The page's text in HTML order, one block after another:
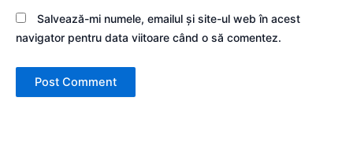
Salvează-mi numele, emailul și site-ul web în acest
navigator pentru data viitoare când o să comentez.